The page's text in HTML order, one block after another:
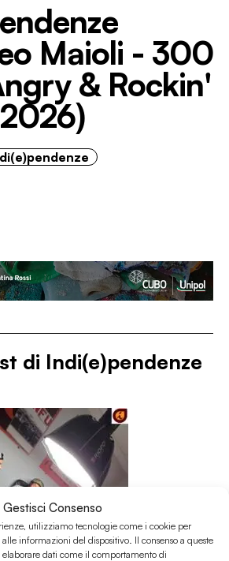
Gestisci Consenso
utilizziamo tecnologie come i cookie per
informazioni del dispositivo. Il consenso a queste
dati come il comportamento di
Maioli - 300
& Rockin'
di Indi(e)pendenze